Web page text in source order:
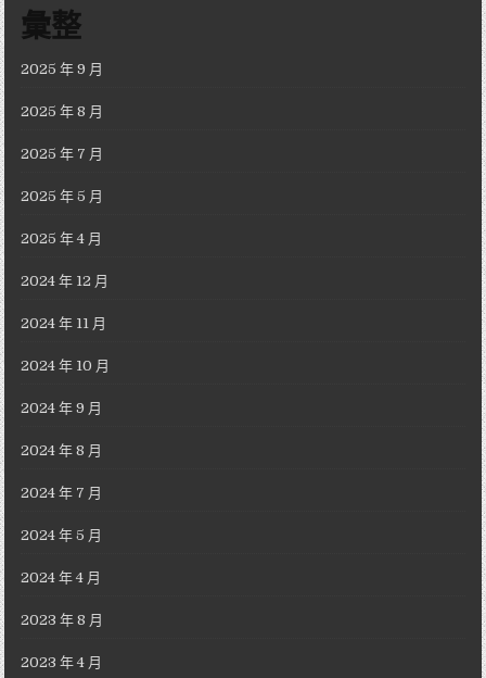
彙整
2025 年 9 月
2025 年 8 月
2025 年 7 月
2025 年 5 月
2025 年 4 月
2024 年 12 月
2024 年 11 月
2024 年 10 月
2024 年 9 月
2024 年 8 月
2024 年 7 月
2024 年 5 月
2024 年 4 月
2023 年 8 月
2023 年 4 月